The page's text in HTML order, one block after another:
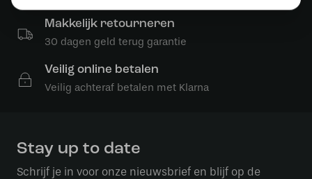
Makkelijk retourneren
30 dagen geld terug garantie
Veilig online betalen
Veilig achteraf betalen met Klarna
Stay up to date
Schrijf je in voor onze nieuwsbrief en blijf op de